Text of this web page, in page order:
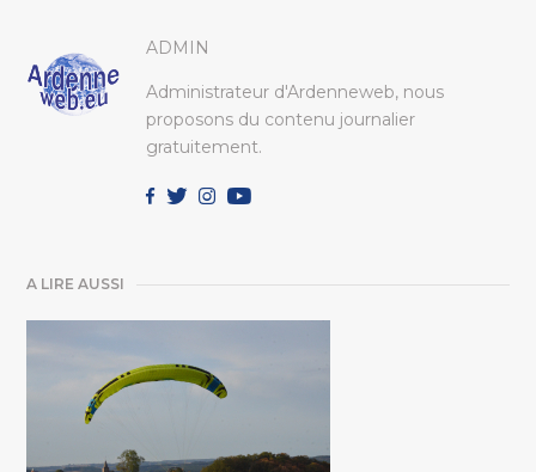
ADMIN
Administrateur d'Ardenneweb, nous
proposons du contenu journalier
gratuitement.
A LIRE AUSSI